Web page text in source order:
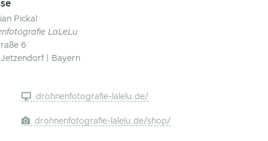
Pickal
LaLeLu
6
| Bayern
drohnenfotografie-lalelu.de/
drohnenfotografie-lalelu.de/shop/